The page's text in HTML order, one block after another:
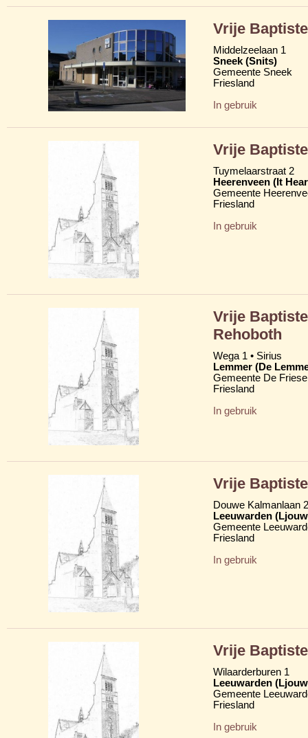
Vrije
Middelzeelaan 1
Sneek (Snits)
Gemeente Sneek
Friesland
In gebruik
Vrije
Tuymelaarstraat 2
Heerenveen (It
Gemeente
Friesland
In gebruik
Vrije
Rehoboth
Wega 1 • Sirius
Lemmer (De
Gemeente De
Friesland
In gebruik
Vrije
Douwe Kalmanlaan 2
Leeuwarden
Gemeente
Friesland
In gebruik
Vrije
Wilaarderburen 1
Leeuwarden
Gemeente
Friesland
In gebruik